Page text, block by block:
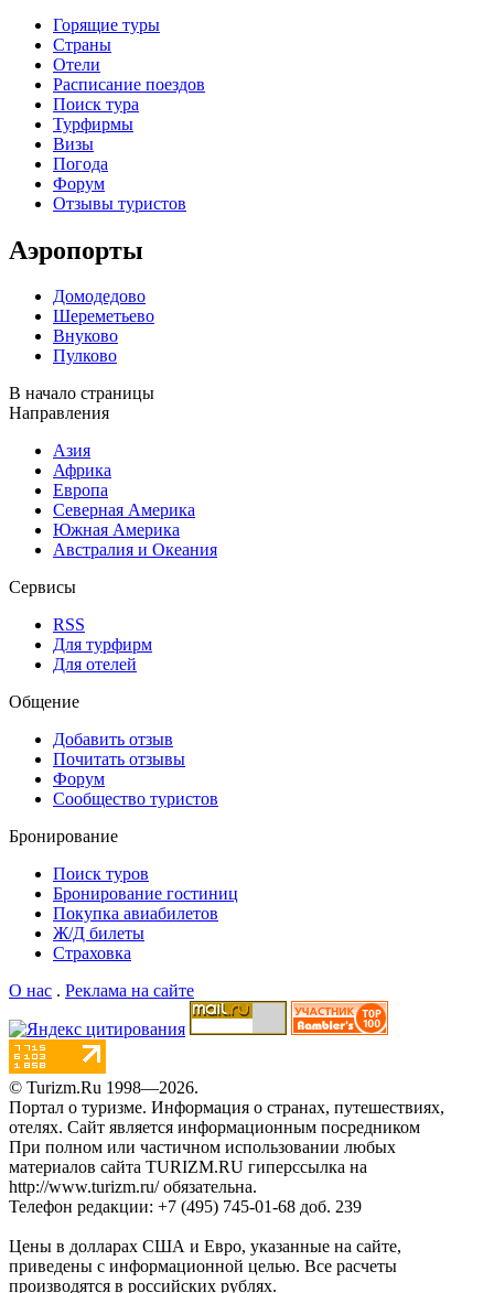
Горящие туры
Страны
Отели
Расписание поездов
Поиск тура
Турфирмы
Визы
Погода
Форум
Отзывы туристов
Аэропорты
Домодедово
Шереметьево
Внуково
Пулково
В начало страницы
Направления
Азия
Африка
Европа
Северная Америка
Южная Америка
Австралия и Океания
Сервисы
RSS
Для турфирм
Для отелей
Общение
Добавить отзыв
Почитать отзывы
Форум
Сообщество туристов
Бронирование
Поиск туров
Бронирование гостиниц
Покупка авиабилетов
Ж/Д билеты
Страховка
О нас . Реклама на сайте
© Turizm.Ru 1998—2026.
Портал о туризме. Информация о странах, путешествиях,
отелях. Сайт является информационным посредником
При полном или частичном использовании любых
материалов сайта TURIZM.RU гиперссылка на
http://www.turizm.ru/ обязательна.
Телефон редакции: +7 (495) 745-01-68 доб. 239
Цены в долларах США и Евро, указанные на сайте,
приведены с информационной целью. Все расчеты
производятся в российских рублях.